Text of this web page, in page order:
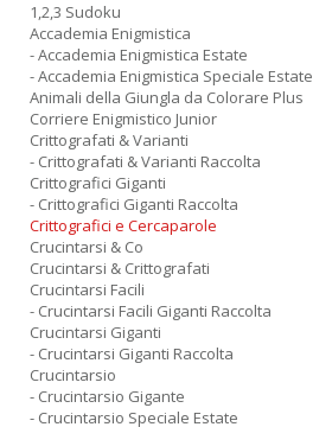
1,2,3 Sudoku
Accademia Enigmistica
- Accademia Enigmistica Estate
- Accademia Enigmistica Speciale Estate
Animali della Giungla da Colorare Plus
Corriere Enigmistico Junior
Crittografati & Varianti
- Crittografati & Varianti Raccolta
Crittografici Giganti
- Crittografici Giganti Raccolta
Crittografici e Cercaparole
Crucintarsi & Co
Crucintarsi & Crittografati
Crucintarsi Facili
- Crucintarsi Facili Giganti Raccolta
Crucintarsi Giganti
- Crucintarsi Giganti Raccolta
Crucintarsio
- Crucintarsio Gigante
- Crucintarsio Speciale Estate